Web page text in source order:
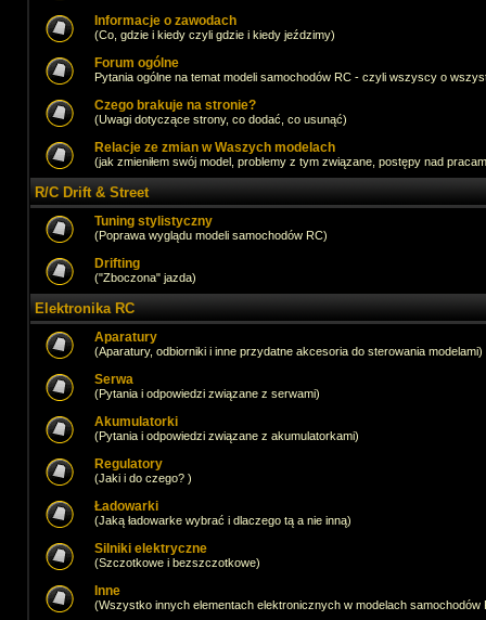
Informacje o zawodach
(Co, gdzie i kiedy czyli gdzie i kiedy jeździmy)
Forum ogólne
Pytania ogólne na temat modeli samochodów RC - czyli wszyscy o
Czego brakuje na stronie?
(Uwagi dotyczące strony, co dodać, co usunąć)
Relacje ze zmian w Waszych modelach
(jak zmieniłem swój model, problemy z tym związane, postępy nad
R/C Drift & Street
Tuning stylistyczny
(Poprawa wyglądu modeli samochodów RC)
Drifting
("Zboczona" jazda)
Elektronika RC
Aparatury
(Aparatury, odbiorniki i inne przydatne akcesoria do sterowania modelami)
Serwa
(Pytania i odpowiedzi związane z serwami)
Akumulatorki
(Pytania i odpowiedzi związane z akumulatorkami)
Regulatory
(Jaki i do czego? )
Ładowarki
(Jaką ładowarke wybrać i dlaczego tą a nie inną)
Silniki elektryczne
(Szczotkowe i bezszczotkowe)
Inne
(Wszystko innych elementach elektronicznych w modelach samochodów